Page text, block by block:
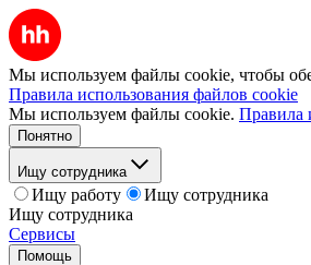
Мы используем файлы cookie, чтобы
Правила использования файлов cookie
Мы используем файлы cookie. Правила
Понятно
Ищу сотрудника
Ищу работу
Ищу сотрудника
Ищу сотрудника
Сервисы
Помощь